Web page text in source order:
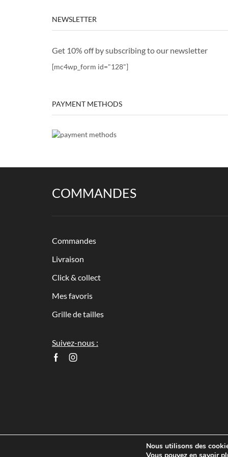
NEWSLETTER
Get 10% off by subscribing to our newsletter
[mc4wp_form id="128"]
PAYMENT METHODS
COMMANDES
Commandes
Livraison
Click & collect
Mes favoris
Grille de tailles
Suivez-nous :
FacebookInstagram
PROSIMA
Nous utilisons des